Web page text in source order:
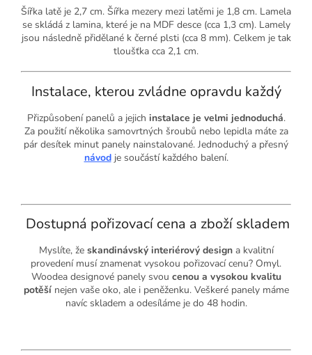
Šířka latě je 2,7 cm. Šířka mezery mezi latěmi je 1,8 cm. Lamela
se skládá z lamina, které je na MDF desce (cca 1,3 cm). Lamely
jsou následně přidělané k černé plsti (cca 8 mm). Celkem je tak
tloušťka cca 2,1 cm.
Instalace, kterou zvládne opravdu každý
Přizpůsobení panelů a jejich instalace je velmi jednoduchá.
Za použití několika samovrtných šroubů nebo lepidla máte za
pár desítek minut panely nainstalované. Jednoduchý a přesný
návodje součástí každého balení.
Dostupná pořizovací cena a zboží skladem
Myslíte, že skandinávský interiérový designa kvalitní
provedení musí znamenat vysokou pořizovací cenu? Omyl.
Woodea designové panely svou cenou a vysokou kvalitu
potěšínejen vaše oko, ale i peněženku. Veškeré panely máme
navíc skladem a odesíláme je do 48 hodin.